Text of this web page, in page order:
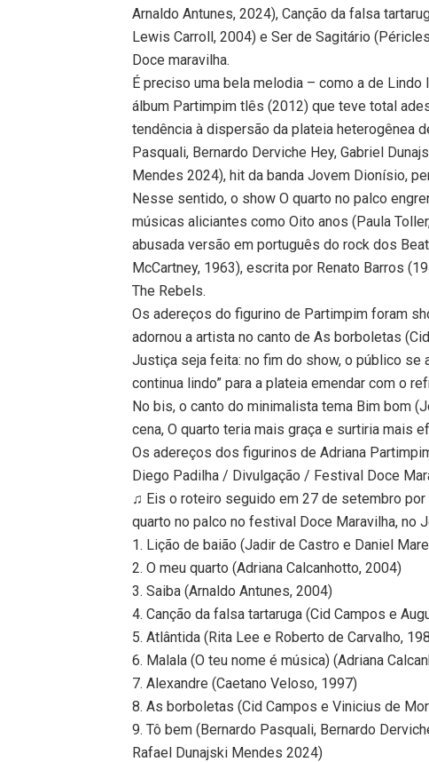
Arnaldo Antunes, 2024), Canção da falsa
Lewis Carroll, 2004) e Ser de Sagitário
Doce maravilha.
É preciso uma bela melodia – como a de Lindo
álbum Partimpim tlês (2012) que teve total
tendência à dispersão da plateia heterogênea
Pasquali, Bernardo Derviche Hey, Gabriel
Mendes 2024), hit da banda Jovem Dionísio,
Nesse sentido, o show O quarto no palco
músicas aliciantes como Oito anos (Paula
abusada versão em português do rock dos
McCartney, 1963), escrita por Renato Barros
The Rebels.
Os adereços do figurino de Partimpim foram
adornou a artista no canto de As borboletas
Justiça seja feita: no fim do show, o público se
continua lindo” para a plateia emendar com o
No bis, o canto do minimalista tema Bim bom
cena, O quarto teria mais graça e surtiria mais
Os adereços dos figurinos de Adriana
Diego Padilha / Divulgação / Festival Doce
♫ Eis o roteiro seguido em 27 de setembro
quarto no palco no festival Doce Maravilha, no
1. Lição de baião (Jadir de Castro e Daniel
2. O meu quarto (Adriana Calcanhotto, 2004)
3. Saiba (Arnaldo Antunes, 2004)
4. Canção da falsa tartaruga (Cid Campos e
5. Atlântida (Rita Lee e Roberto de Carvalho,
6. Malala (O teu nome é música) (Adriana
7. Alexandre (Caetano Veloso, 1997)
8. As borboletas (Cid Campos e Vinicius de
9. Tô bem (Bernardo Pasquali, Bernardo
Rafael Dunajski Mendes 2024)